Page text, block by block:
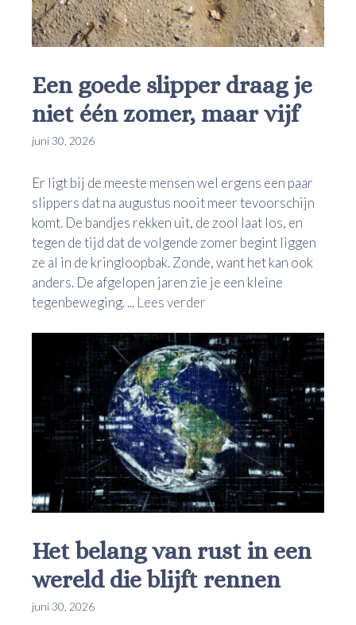
Een goede slipper draag je
niet één zomer, maar vijf
juni 30, 2026
Er ligt bij de meeste mensen wel ergens een paar
slippers dat na augustus nooit meer tevoorschijn
komt. De bandjes rekken uit, de zool laat los, en
tegen de tijd dat de volgende zomer begint liggen
ze al in de kringloopbak. Zonde, want het kan ook
anders. De afgelopen jaren zie je een kleine
tegenbeweging. ... Lees verder
Het belang van rust in een
wereld die blijft rennen
juni 30, 2026